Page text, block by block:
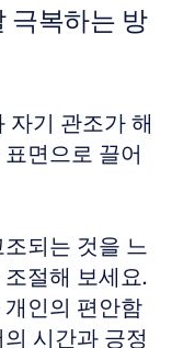
극복하는 방
자기 관조가 해
면으로 끌어
되는 것을 느
절해 보세요.
인의 편안함
시간과 긍정